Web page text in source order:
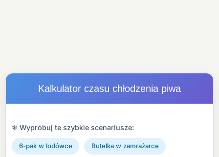
Kalkulator czasu chłodzenia piwa
❄ Wypróbuj te szybkie scenariusze:
6-pak w lodówce Butelka w zamrażarce